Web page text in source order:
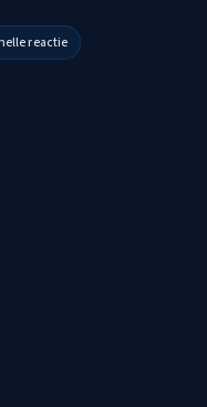
reactie